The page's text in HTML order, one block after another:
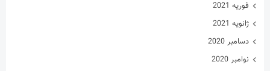
فوریه 2021
ژانویه 2021
دسامبر 2020
نوامبر 2020